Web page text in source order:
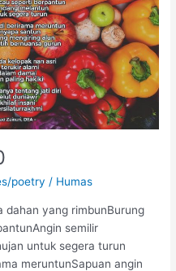
poetry / Humas
dahan yang rimbunBurung
semilir
untuk segera turun
meruntunSapuan angin